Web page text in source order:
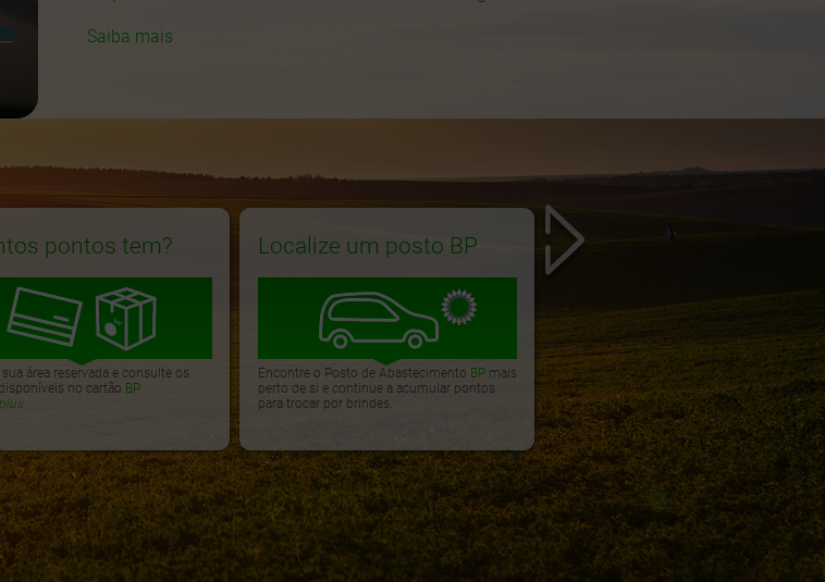
Saiba mais
pontos tem?
área reservada e consulte os
no cartão BP
Localize um posto BP
Encontre o Posto de Abastecimento BP mais
perto de si e continue a acumular pontos
para trocar por brindes.
Registe o seu cartão BP
Premierplus
Solicite o seu cartão BP premierplus num
Posto de AbastecimentoBP , registe-se e
benefecie de todas as vantagens.